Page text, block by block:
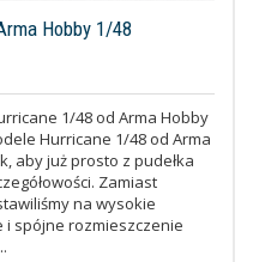
Hobby 1/48
1/48 od Arma Hobby
Hurricane 1/48 od Arma
aby już prosto z pudełka
Zamiast
na wysokie
spójne rozmieszczenie